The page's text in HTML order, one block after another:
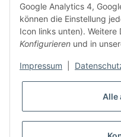
Google Analytics 4,
können die Einstellung
Icon links unten).
Konfigurieren und in
Impressum
Alle
Rote Rebsorten